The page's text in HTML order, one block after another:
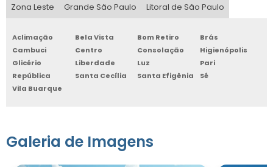
Zona Leste Grande São Paulo Litoral de São Paulo
Aclimação Bela Vista Bom Retiro
Brás
Cambuci
Centro Consolação
Higienópolis
Glicério
Liberdade Luz
Pari
República
Santa Cecília Santa Efigênia
Sé
Vila Buarque
Galeria de Imagens